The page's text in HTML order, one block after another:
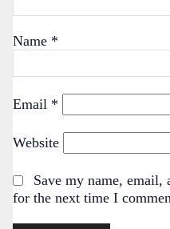
Name *
Email *
Website
Save my name, email,
for the next time I